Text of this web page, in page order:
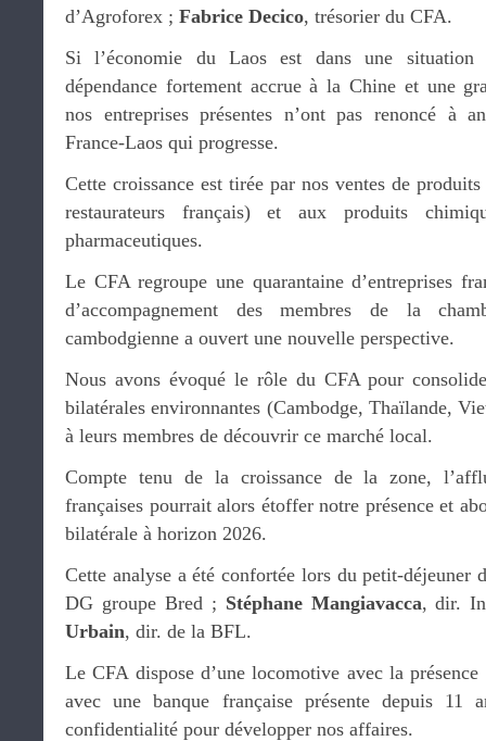
d’Agroforex ; Fabrice Decico, trésorier du CFA.
Si l’économie du Laos est dans une
dépendance fortement accrue à la Chine et une
nos entreprises présentes n’ont pas renoncé à
France-Laos qui progresse.
Cette croissance est tirée par nos ventes de
restaurateurs français) et aux produits
pharmaceutiques.
Le CFA regroupe une quarantaine d’entreprises
d’accompagnement des membres de la
cambodgienne a ouvert une nouvelle perspective.
Nous avons évoqué le rôle du CFA pour
bilatérales environnantes (Cambodge, Thaïlande,
à leurs membres de découvrir ce marché local.
Compte tenu de la croissance de la zone,
françaises pourrait alors étoffer notre présence et
bilatérale à horizon 2026.
Cette analyse a été confortée lors du petit-déjeuner
DG groupe Bred ; Stéphane Mangiavacca, dir.
Urbain, dir. de la BFL.
Le CFA dispose d’une locomotive avec la
avec une banque française présente depuis 11
confidentialité pour développer nos affaires.